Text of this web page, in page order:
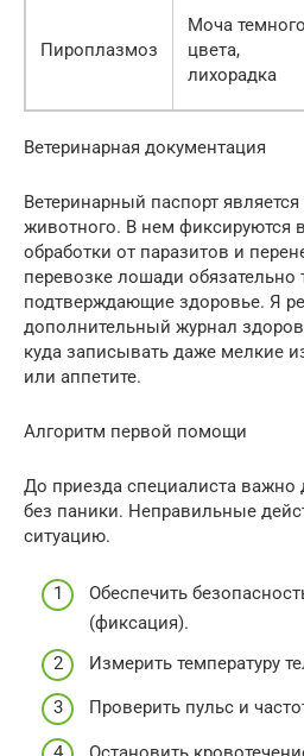
Пироплазмоз
Моча темного
цвета,
лихорадка
Ветеринарная документация
Ветеринарный паспорт
животного. В нем фиксируются
обработки от паразитов и
перевозке лошади обязательно
подтверждающие здоровье. Я
дополнительный журнал
куда записывать даже мелкие
или аппетите.
Алгоритм первой помощи
До приезда специалиста важно
без паники. Неправильные
ситуацию.
Обеспечить
(фиксация).
Измерить температуру
Проверить пульс и